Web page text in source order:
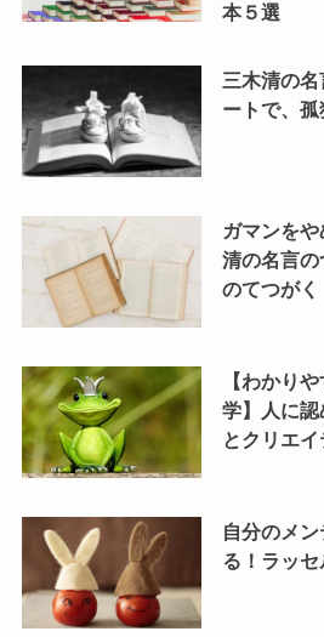
本５選
三木清の
ートで、孤
ガマンを
清の名言の
のてつがく
【わかり
学】人に
とクリエイ
自分のメ
る！ラッセ